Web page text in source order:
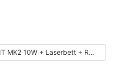
DIY KIT MK2 10W + Laserbett + Rotationswalze